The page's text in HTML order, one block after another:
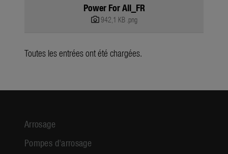
Power For All_FR
942,1 KB .png
Toutes les entrées ont été chargées.
Arrosage
Pompes d'arrosage